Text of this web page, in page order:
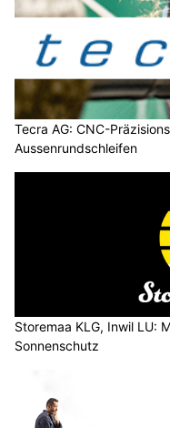
Tecra AG: CNC-
Aussenrundschleifen
Storemaa KLG, Inwil LU:
Sonnenschutz